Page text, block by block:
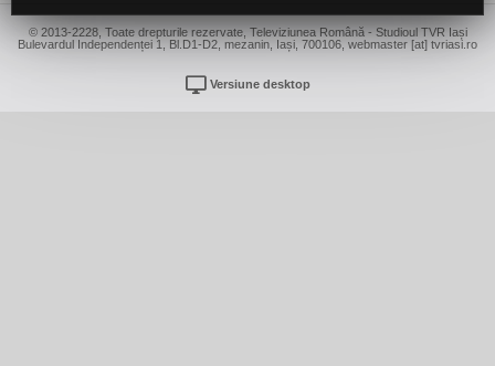
© 2013-2228, Toate drepturile rezervate, Televiziunea Română - Studioul TVR Iași
Bulevardul Independenței 1, Bl.D1-D2, mezanin, Iași, 700106, webmaster [at] tvriasi.ro
Versiune desktop